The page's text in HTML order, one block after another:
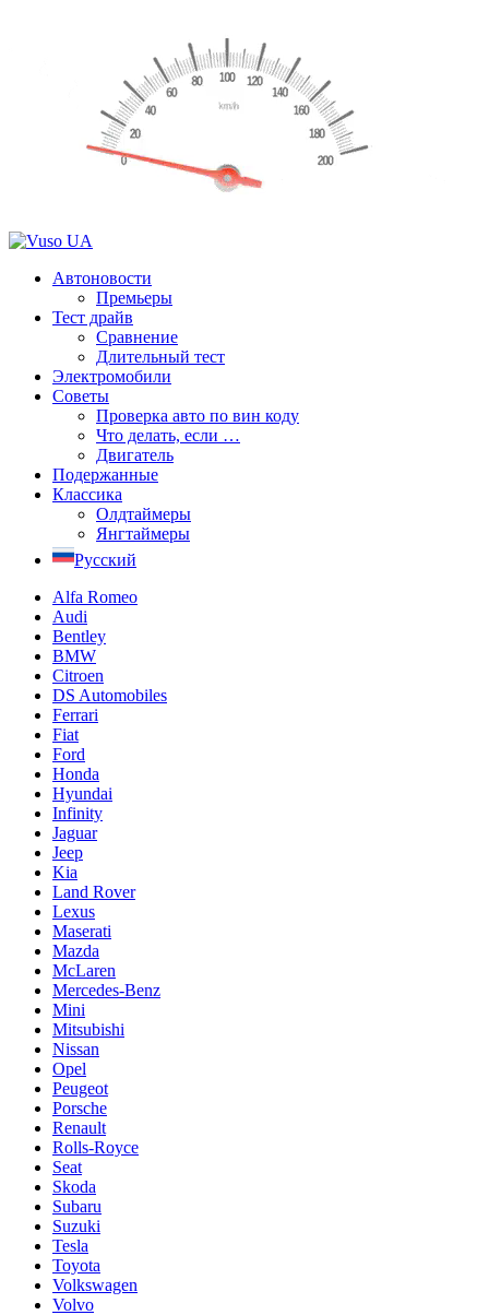
Автоновости
Премьеры
Тест драйв
Сравнение
Длительный тест
Электромобили
Советы
Проверка авто по вин коду
Что делать, если …
Двигатель
Подержанные
Классика
Олдтаймеры
Янгтаймеры
Русский
Alfa Romeo
Audi
Bentley
BMW
Citroen
DS Automobiles
Ferrari
Fiat
Ford
Honda
Hyundai
Infinity
Jaguar
Jeep
Kia
Land Rover
Lexus
Maserati
Mazda
McLaren
Mercedes-Benz
Mini
Mitsubishi
Nissan
Opel
Peugeot
Porsche
Renault
Rolls-Royce
Seat
Skoda
Subaru
Suzuki
Tesla
Toyota
Volkswagen
Volvo